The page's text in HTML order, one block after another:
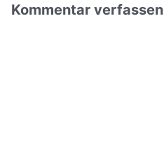
Kommentar verfassen